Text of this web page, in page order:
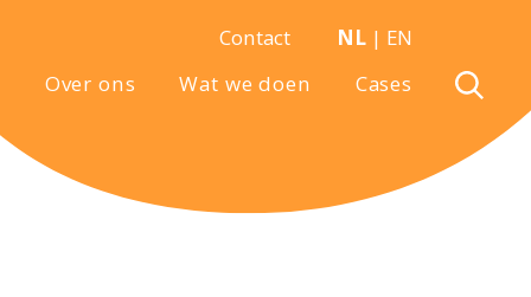
Contact NL | EN
Over ons
Wat we doen Cases